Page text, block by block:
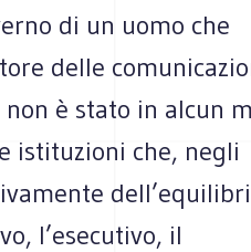
di un uomo che
delle
è stato in alcun
istituzioni che, negli
l’esecutivo, il